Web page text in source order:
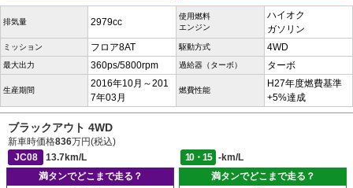
排気量 2979cc
使用燃料
エンジン
ハイオク
ガソリン
ミッション フロア8AT 駆動方式 4WD
最大出力 360ps/5800rpm 過給器（ターボ） ターボ
生産期間
2016年10月～201
7年03月
燃費性能
H27年度燃費基準
+5%達成
ブラックアウト 4WD
新車時価格836万円(税込)
JC08
13.7km/L 10・15
-km/L
満タンでどこまで走る？
満タンでどこまで走る？